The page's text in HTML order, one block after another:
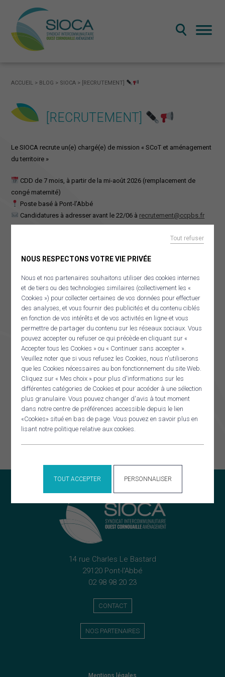
Panneau de gestion des cookies
NOUS RESPECTONS VOTRE VIE PRIVÉE
Nous et nos partenaires souhaitons utiliser des cookies internes
et de tiers ou des technologies similaires (collectivement les «
Cookies ») pour collecter certaines de vos données pour effectuer
des analyses, et vous fournir des publicités et du contenu ciblés
en fonction de vos intérêts et de vos activités en ligne et vous
permettre de partager du contenu sur les réseaux sociaux. Vous
pouvez accepter ou refuser ce qui précède en cliquant sur «
Accepter tous les Cookies » ou « Continuer sans accepter ».
Veuillez noter que si vous refusez les Cookies, nous n'utiliserons
que les Cookies nécessaires au bon fonctionnement du site Web.
Cliquez sur « Mes choix » pour plus d'informations sur les
différentes catégories de Cookies et pour accéder à une sélection
plus granulaire. Vous pouvez changer d'avis à tout moment
dans notre centre de préférences accessible depuis le lien
«Cookies» situé en bas de page. Vous pouvez en savoir plus en
lisant notre politique relative aux cookies.
TOUT ACCEPTER
Tout refuser
PERSONNALISER
LE SYNDICAT MIXTE
Fonctionnement et gouvernance
Qu’est-ce qu’un SCOT
Le SCOT ouest Cornouaille
La révision du SCOT
Mai à vélo
Documents mobilités
Stratégie Mobilité Ouest Cornouaille
Schéma directeur vélo
PACTE TERRITORIAL FRANCE RÉNOV’
AGENDA
ACCUEIL > BLOG > SIOCA > [RECRUTEMENT]
[RECRUTEMENT]
Le SIOCA recrute un(e) chargé(e) de mission « SCoT et aménagement
du territoire »
CDD de 7 mois, à partir de la mi-août 2026 (remplacement de
congé maternité)
Poste basé à Pont-l’Abbé
Candidatures à adresser avant le 22/06 à recrutement@ccpbs.fr
Pour plus d’informations sur le poste et les modalités, consultez
OFFRE D’EMPLOI
CHARGÉ(E) DE MISSION
SCOT ET
AMÉNAGEMENT
TÉLÉCHARGER
14 rue Charles Le Bastard
29120 Pont-l'Abbé
02 98 98 20 23
CONTACT
NOS PARTENAIRES
Mentions légales
RECHERCHER